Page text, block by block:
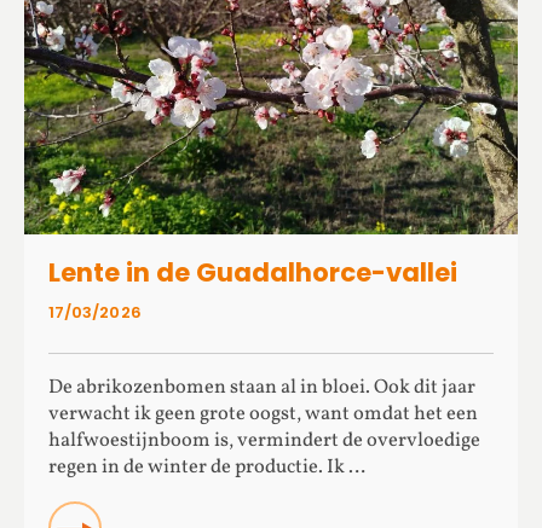
17/03/2026
Lente in de Guadalhorce-vallei
De abrikozenbomen staan al in bloei. Ook dit jaar
verwacht ik geen grote oogst, want omdat het een
halfwoestijnboom is, vermindert de overvloedige
regen in de winter de productie. Ik …
Read more about Lente in de Guadalhorce-vallei